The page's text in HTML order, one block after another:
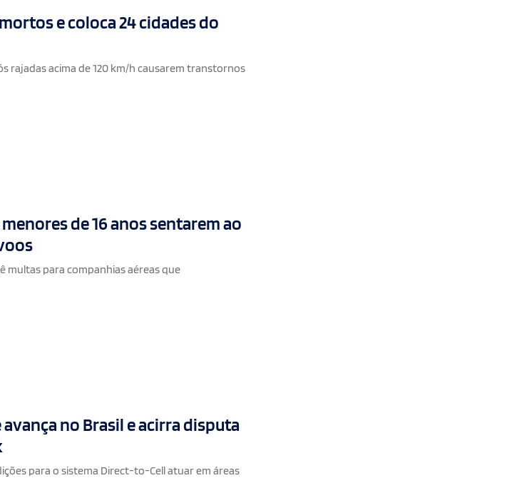
e coloca 24 cidades do
rajadas acima de 120 km/h causarem transtornos
de 16 anos sentarem ao
multas para companhias aéreas que
no Brasil e acirra disputa
para o sistema Direct-to-Cell atuar em áreas